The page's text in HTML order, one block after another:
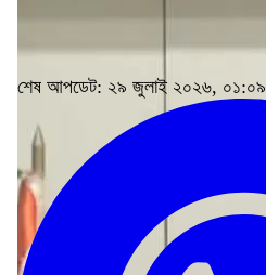
শেষ আপডেট: ২৯ জুলাই ২০২৬, ০১:০৯